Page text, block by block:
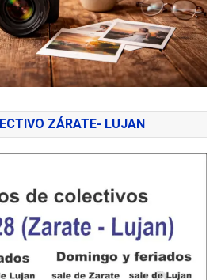
ZÁRATE- LUJAN